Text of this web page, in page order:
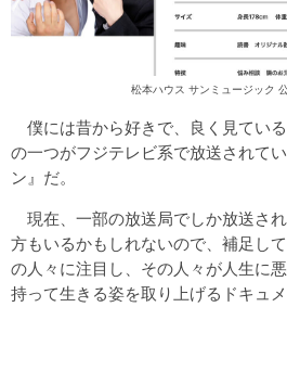
松本ハウス サンミュージック
僕には昔から好きで、良く見てい
の一つがフジテレビ系で放送されて
ン』だ。
現在、一部の放送局でしか放送さ
方もいるかもしれないので、補足し
の人々に注目し、その人々が人生に
持って生きる姿を取り上げるドキュ